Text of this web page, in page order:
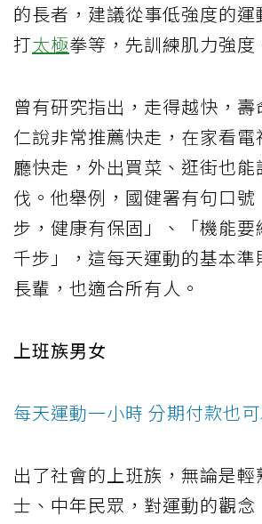
的長者，建議從事低強度的運
打太極拳等，先訓練肌力強度
曾有研究指出，走得越快，
仁說非常推薦快走，在家看
廳快走，外出買菜、逛街也能
伐。他舉例，國健署有句口號
步，健康有保固」、「機能要
千步」，這每天運動的基本
長輩，也適合所有人。
上班族男女
每天運動一小時 分期付款也
出了社會的上班族，無論是
士、中年民眾，對運動的觀念